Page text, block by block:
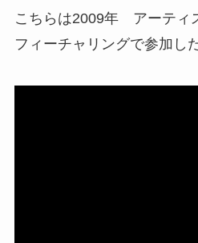
こちらは2009年 アーティ
フィーチャリングで参加し